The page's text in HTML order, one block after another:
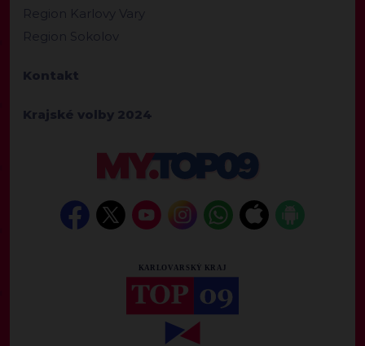
Region Karlovy Vary
Region Sokolov
Kontakt
Krajské volby 2024